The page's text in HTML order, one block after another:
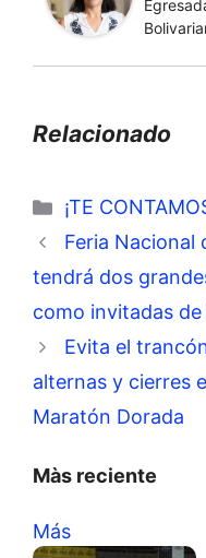
Relacionado
Categorías
¡TE
Feria Nacional
tendrá dos
como invitadas
Evita el
alternas y cierres
Maratón Dorada
Màs reciente
Más